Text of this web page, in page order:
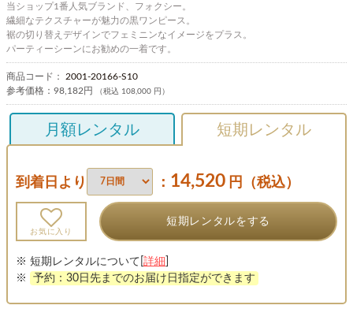
当ショップ1番人気ブランド、フォクシー。
繊細なテクスチャーが魅力の黒ワンピース。
裾の切り替えデザインでフェミニンなイメージをプラス。
パーティーシーンにお勧めの一着です。
商品コード： 2001-20166-S10
参考価格： 98,182円 （税込 108,000 円）
月額レンタル 短期レンタル
到着日より ： 14,520 円（税込）
お気に入り
短期レンタルをする
※ 短期レンタルについて[ 詳細
※
予約：30日先までのお届け日指定ができます